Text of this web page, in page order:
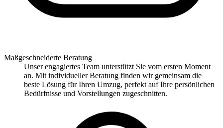
Maßgeschneiderte Beratung
Unser engagiertes Team unterstützt Sie vom ersten Moment
an. Mit individueller Beratung finden wir gemeinsam die
beste Lösung für Ihren Umzug, perfekt auf Ihre persönlichen
Bedürfnisse und Vorstellungen zugeschnitten.